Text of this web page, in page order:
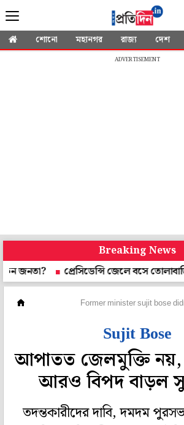
শোনো মহানগর রাজ্য দেশ
ADVERTISEMENT
Breaking News
প্রেসিডেন্সি জেলে বসে তোলাবাজি!
Former minister sujit bose
Sujit Bose
আপাতত জেলমুক্তি নয়,
আরও বিপদ বাড়ল
তদন্তকারীদের দাবি, দমদম